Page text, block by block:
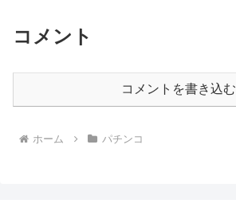
コメント
コメントを書き込む
ホーム パチンコ